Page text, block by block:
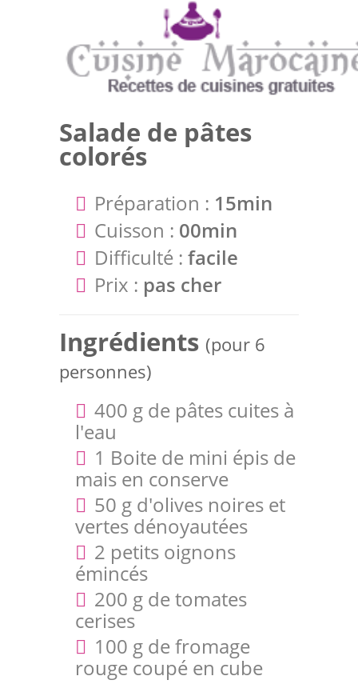
Salade de pâtes
colorés
Préparation : 15min
Cuisson : 00min
Difficulté : facile
Prix : pas cher
Ingrédients (pour 6
personnes)
400 g de pâtes cuites à
l'eau
1 Boite de mini épis de
mais en conserve
50 g d'olives noires et
vertes dénoyautées
2 petits oignons
émincés
200 g de tomates
cerises
100 g de fromage
rouge coupé en cube